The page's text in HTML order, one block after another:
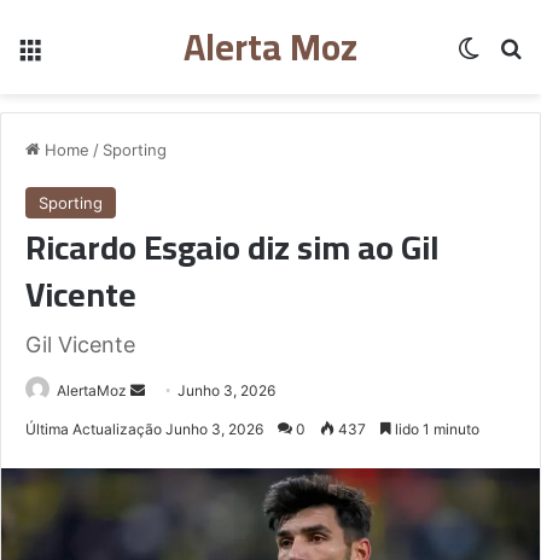
Alerta Moz
Home / Sporting
Sporting
Ricardo Esgaio diz sim ao Gil
Vicente
Gil Vicente
AlertaMoz
SendJunho 3, 2026
Última Actualização Junho 3, 2026 0 437 lido 1 minuto